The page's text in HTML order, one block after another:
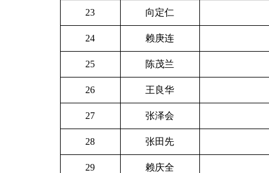
23 向定仁
24 赖庚连
25 陈茂兰
26 王良华
27 张泽会
28 张田先
29 赖庆全